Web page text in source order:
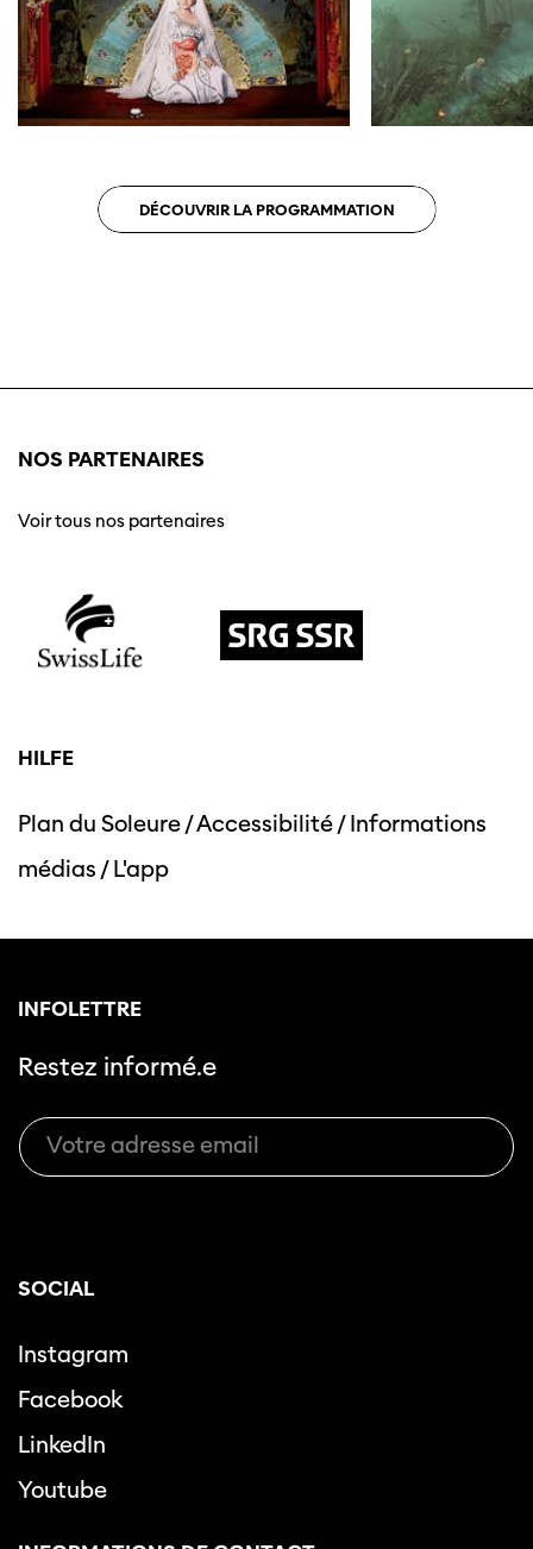
DÉCOUVRIR LA PROGRAMMATION
NOS PARTENAIRES
Voir tous nos partenaires
HILFE
Plan du Soleure/Accessibilité/Informations
médias /L'app
INFOLETTRE
Restez informé.e
SOCIAL
Instagram
Facebook
LinkedIn
Youtube